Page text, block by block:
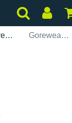
Gorewear Gorewear R5 Gore-Tex Infinium Damen